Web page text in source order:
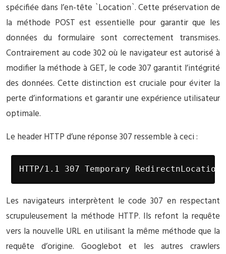
spécifiée dans l’en-tête `Location`. Cette préservation de
la méthode POST est essentielle pour garantir que les
données du formulaire sont correctement transmises.
Contrairement au code 302 où le navigateur est autorisé à
modifier la méthode à GET, le code 307 garantit l’intégrité
des données. Cette distinction est cruciale pour éviter la
perte d’informations et garantir une expérience utilisateur
optimale.
Le header HTTP d’une réponse 307 ressemble à ceci :
HTTP/1.1 307 Temporary
Les navigateurs interprètent le code 307 en respectant
scrupuleusement la méthode HTTP. Ils refont la requête
vers la nouvelle URL en utilisant la même méthode que la
requête d’origine. Googlebot et les autres crawlers